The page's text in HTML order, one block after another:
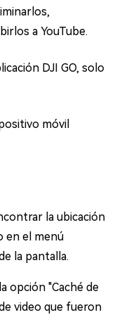
a YouTube.
DJI GO, solo
móvil
la ubicación
en el menú
la pantalla.
opción "Caché de
video que fueron